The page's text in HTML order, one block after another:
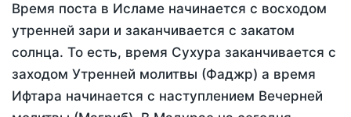
Время поста в Исламе начинается с восходом
утренней зари и заканчивается с закатом
солнца. То есть, время Сухура заканчивается с
заходом Утренней молитвы (Фаджр) а время
Ифтара начинается с наступлением Вечерней